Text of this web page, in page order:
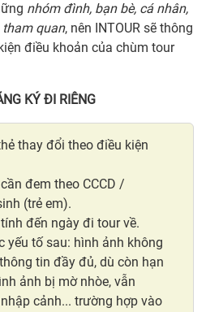
nhóm đình, bạn bè, cá nhân,
quan, nên INTOUR sẽ thông
điều khoản của chùm tour
KÝ ĐI RIÊNG
thay đổi theo điều kiện
đem theo CCCD /
(trẻ em).
đến ngày đi tour về.
yếu tố sau: hình ảnh không
tin đầy đủ, dù còn hạn
ảnh bị mờ nhòe, vẫn
cảnh... trường hợp vào